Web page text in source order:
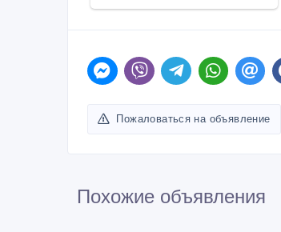
Пожаловаться на объявление
Похожие объявления